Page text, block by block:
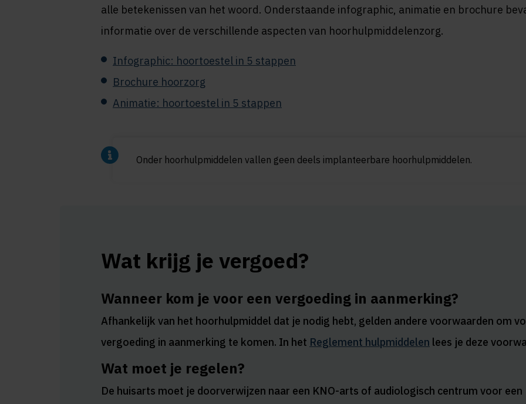
alle betekenissen van het woord. Onderstaande infographic, animatie en brochure
informatie over de verschillende aspecten van hoorhulpmiddelenzorg.
Infographic: hoortoestel in 5 stappen
Brochure hoorzorg
Animatie: hoortoestel in 5 stappen
Onder hoorhulpmiddelen vallen geen deels implanteerbare hoorhulpmiddelen.
Wat krijg je vergoed?
Wanneer kom je voor een vergoeding in aanmerking?
Afhankelijk van het hoorhulpmiddel dat je nodig hebt, gelden andere voorwaarden om
vergoeding in aanmerking te komen. In het Reglement hulpmiddelen lees je deze
Wat moet je regelen?
De huisarts moet je doorverwijzen naar een KNO-arts of audiologisch centrum voor een